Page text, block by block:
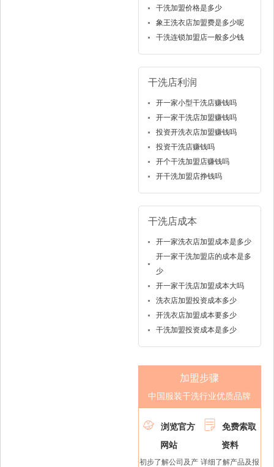
干洗加盟价格是多少
象王洗衣店加盟费是多少呢
干洗连锁加盟店一般多少钱
干洗店利润
开一家小型干洗店赚钱吗
开一家干洗店加盟赚钱吗
投资开洗衣店加盟赚钱吗
投资干洗店赚钱吗
开个干洗加盟店赚钱吗
开干洗加盟店挣钱吗
干洗店成本
开一家洗衣店加盟成本是多少
开一家干洗加盟店的成本是多
少
开一家干洗店加盟成本大吗
洗衣店加盟投资成本多少
开洗衣店加盟成本要多少
干洗加盟投资成本是多少
加盟步骤
中国服装干洗行业优质品牌

浏览官方
网站
初步了解公司及产

免费索取
资料
详细了解产品及报